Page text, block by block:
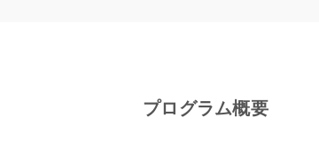
プログラム概要